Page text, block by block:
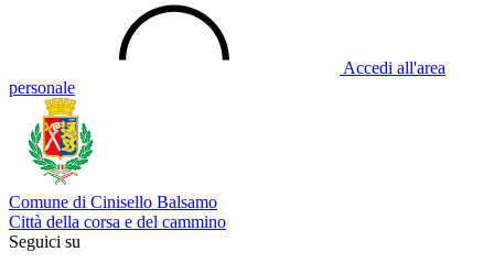
Accedi all'area
personale
Comune di Cinisello Balsamo
Città della corsa e del cammino
Seguici su